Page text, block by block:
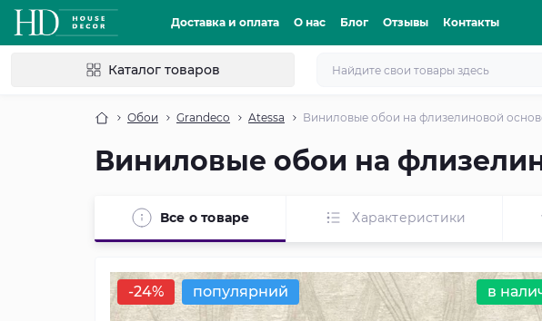
Доставка и оплата О нас Блог Отзывы Контакты
Каталог товаров
Обои Grandeco Atessa Виниловые обои на флизелиновой
Виниловые обои на
Все о товаре Характеристики
-24% популярний в